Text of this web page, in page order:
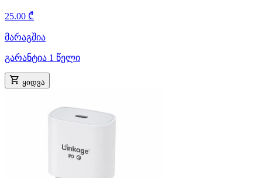
25.00 ₾
მარაგშია
გარანტია 1 წელი
ყიდვა